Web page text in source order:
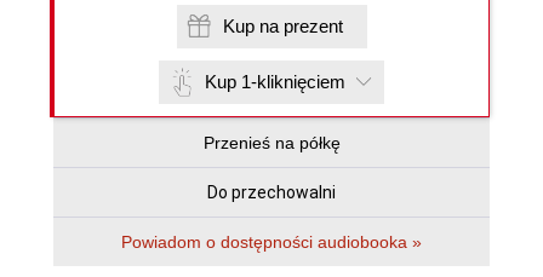
Kup na prezent
Kup 1-kliknięciem
Przenieś na półkę
Do przechowalni
Powiadom o dostępności audiobooka »